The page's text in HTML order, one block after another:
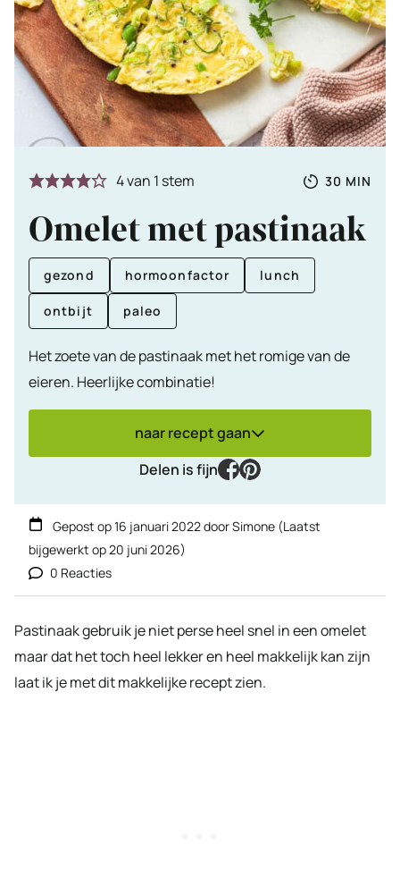
4van 1 stem
Totale
30 MIN
Omelet met pastinaak
gezond hormoonfactor lunch
ontbijt paleo
Het zoete van de pastinaak met het romige van de
eieren. Heerlijke combinatie!
naar recept gaan
Delen is fijn
facebook
pinterest
Gepost op16 januari 2022doorSimone (Laatst
bijgewerkt op20 juni 2026)
0 Reacties
Pastinaak gebruik je niet perse heel snel in een omelet
maar dat het toch heel lekker en heel makkelijk kan zijn
laat ik je met dit makkelijke recept zien.